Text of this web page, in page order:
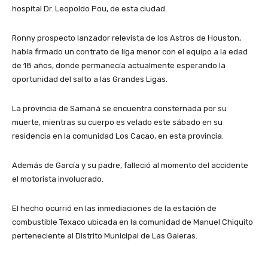
hospital Dr. Leopoldo Pou, de esta ciudad.
Ronny prospecto lanzador relevista de los Astros de Houston,
había firmado un contrato de liga menor con el equipo a la edad
de 18 años, donde permanecía actualmente esperando la
oportunidad del salto a las Grandes Ligas.
La provincia de Samaná se encuentra consternada por su
muerte, mientras su cuerpo es velado este sábado en su
residencia en la comunidad Los Cacao, en esta provincia.
Además de García y su padre, falleció al momento del accidente
el motorista involucrado.
El hecho ocurrió en las inmediaciones de la estación de
combustible Texaco ubicada en la comunidad de Manuel Chiquito
perteneciente al Distrito Municipal de Las Galeras.